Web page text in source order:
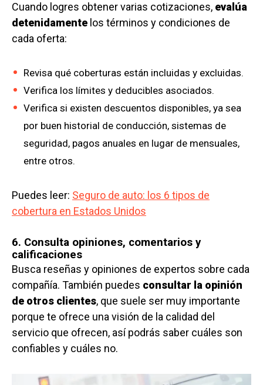
Cuando logres obtener varias cotizaciones, evalúa
detenidamente los términos y condiciones de
cada oferta:
Revisa qué coberturas están incluidas y excluidas.
Verifica los límites y deducibles asociados.
Verifica si existen descuentos disponibles, ya sea
por buen historial de conducción, sistemas de
seguridad, pagos anuales en lugar de mensuales,
entre otros.
Puedes leer: Seguro de auto: los 6 tipos de
cobertura en Estados Unidos
6. Consulta opiniones, comentarios y
calificaciones
Busca reseñas y opiniones de expertos sobre cada
compañía. También puedes consultar la opinión
de otros clientes, que suele ser muy importante
porque te ofrece una visión de la calidad del
servicio que ofrecen, así podrás saber cuáles son
confiables y cuáles no.